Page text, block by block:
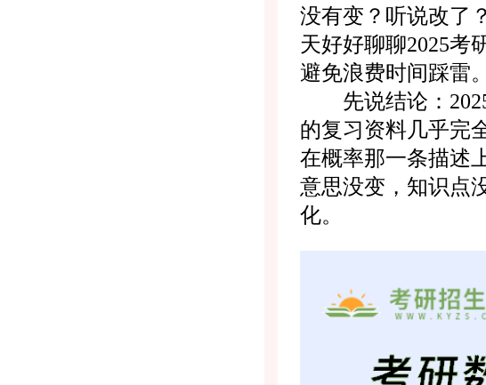
没有变？听说改了
天好好聊聊2025考
避免浪费时间踩雷。
先说结论：2025
的复习资料几乎完
在概率那一条描述
意思没变，知识点
化。